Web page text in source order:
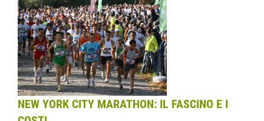
NEW YORK CITY MARATHON: IL FASCINO E I